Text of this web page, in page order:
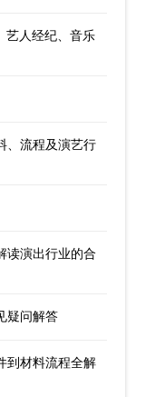
艺人经纪、音乐
、流程及演艺行
读演出行业的合
疑问解答
到材料流程全解